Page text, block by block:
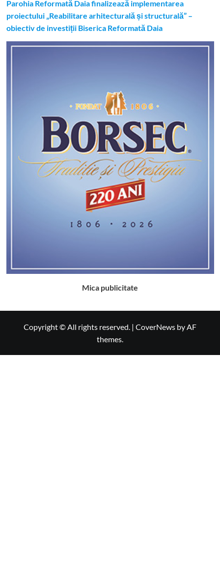
Parohia Reformată Daia finalizează implementarea
proiectului „Reabilitare arhitecturală și structurală” –
obiectiv de investiții Biserica Reformată Daia
Mica publicitate
Copyright © All rights reserved. | CoverNews by AF
themes.